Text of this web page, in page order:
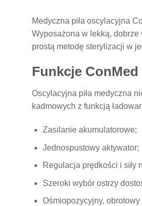
Medyczna piła oscylacyjna
Wyposażona w lekką, dobrze
prostą metodę sterylizacji w
Funkcje ConMed
Oscylacyjna piła medyczna
kadmowych z funkcją
Zasilanie akumulatorowe;
Jednospustowy aktywator;
Regulacja prędkości i siły
Szeroki wybór ostrzy
Ośmiopozycyjny,